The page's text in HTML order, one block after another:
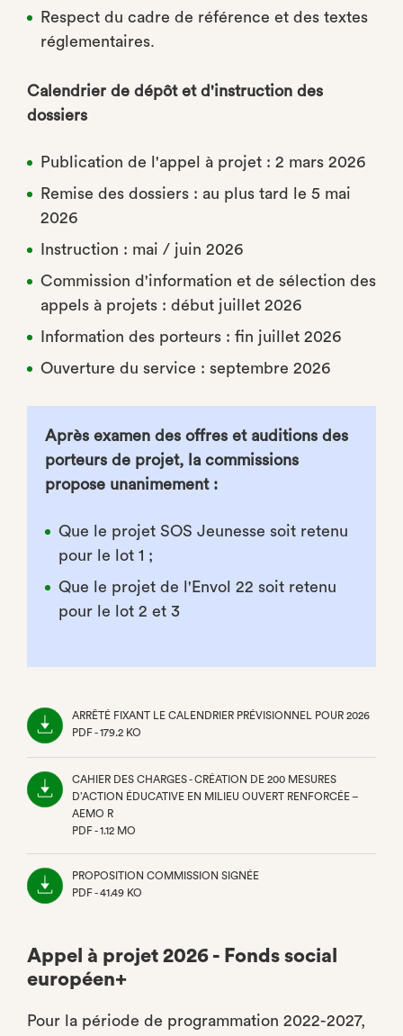
Respect du cadre de référence et des textes
réglementaires.
Calendrier de dépôt et d'instruction des
dossiers
Publication de l'appel à projet : 2 mars 2026
Remise des dossiers : au plus tard le 5 mai
2026
Instruction : mai / juin 2026
Commission d'information et de sélection des
appels à projets : début juillet 2026
Information des porteurs : fin juillet 2026
Ouverture du service : septembre 2026
Après examen des offres et auditions des
porteurs de projet, la commissions
propose unanimement :
Que le projet SOS Jeunesse soit retenu
pour le lot 1 ;
Que le projet de l'Envol 22 soit retenu
pour le lot 2 et 3
ARRÊTÉ FIXANT LE CALENDRIER PRÉVISIONNEL POUR 2026
PDF - 179.2 KO
CAHIER DES CHARGES - CRÉATION DE 200 MESURES
D’ACTION ÉDUCATIVE EN MILIEU OUVERT RENFORCÉE –
AEMO R
PDF - 1.12 MO
PROPOSITION COMMISSION SIGNÉE
PDF - 41.49 KO
Appel à projet 2026 - Fonds social
européen+
Pour la période de programmation 2022-2027,